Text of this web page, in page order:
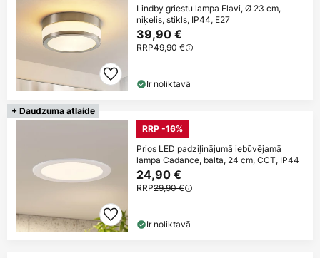
Lindby griestu lampa Flavi, Ø 23 cm,
niķelis, stikls, IP44, E27
39,90 €
RRP49,90 €
Ir noliktavā
+ Daudzuma atlaide
RRP -16%
Prios LED padziļinājumā iebūvējamā
lampa Cadance, balta, 24 cm, CCT, IP44
24,90 €
RRP29,90 €
Ir noliktavā